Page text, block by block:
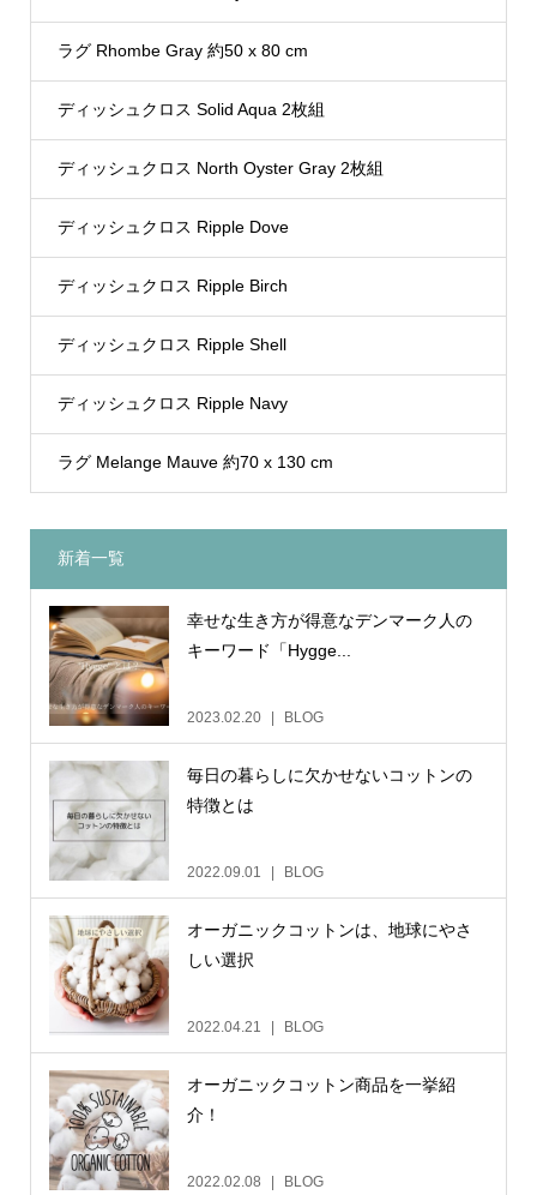
ラグ Rhombe Gray 約50 x 80 cm
ディッシュクロス Solid Aqua 2枚組
ディッシュクロス North Oyster Gray 2枚組
ディッシュクロス Ripple Dove
ディッシュクロス Ripple Birch
ディッシュクロス Ripple Shell
ディッシュクロス Ripple Navy
ラグ Melange Mauve 約70 x 130 cm
新着一覧
幸せな生き方が得意なデンマーク人の
キーワード「Hygge...
2023.02.20 BLOG
毎日の暮らしに欠かせないコットンの
特徴とは
2022.09.01 BLOG
オーガニックコットンは、地球にやさ
しい選択
2022.04.21 BLOG
オーガニックコットン商品を一挙紹
介！
2022.02.08 BLOG